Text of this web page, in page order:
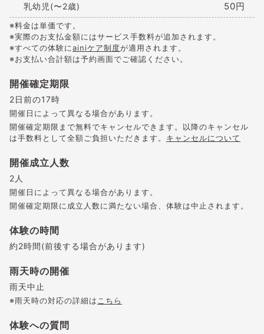
乳幼児(〜2歳) 50円
※料金は単価です。
※実際のお支払金額にはサービス手数料が追加されます。
※すべての体験にainiケア制度が適用されます。
※お支払い合計額は予約画面でご確認ください。
開催確定期限
2日前の17時
開催日によって異なる場合があります。
開催確定期限まで無料でキャンセルできます。以降のキャンセル
は手数料として全額ご負担いただきます。 キャンセルについて
開催成立人数
2人
開催日によって異なる場合があります。
開催確定期限に成立人数に満たない場合、体験は中止されます。
体験の時間
約2時間(前後する場合があります)
雨天時の開催
雨天中止
※雨天時の対応の詳細は こちら
体験への質問